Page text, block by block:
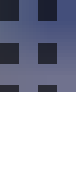
und
A
A
A